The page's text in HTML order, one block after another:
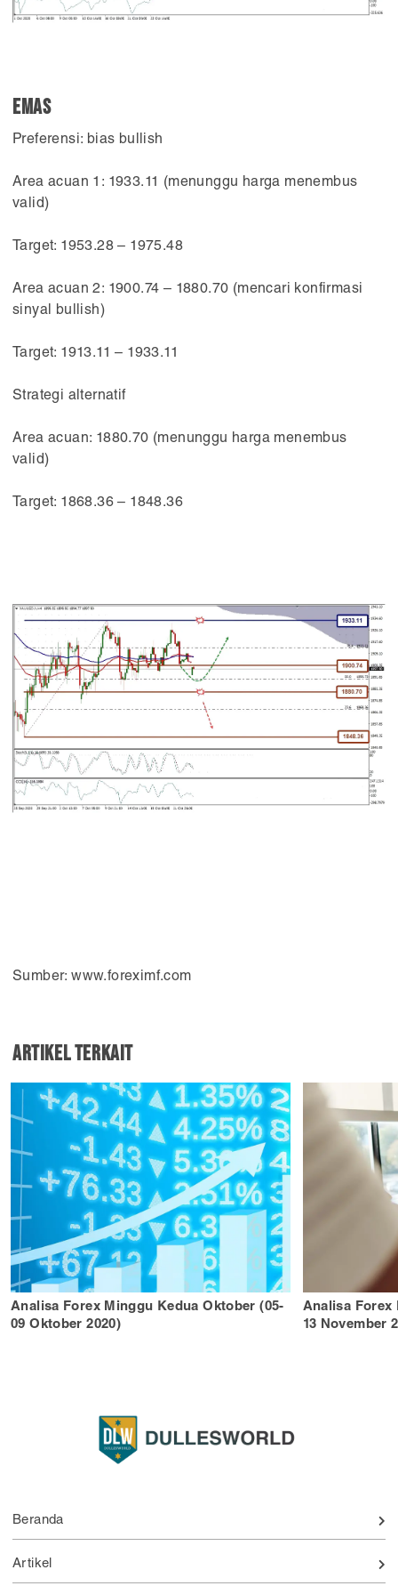
Emas
Preferensi: bias bullish
Area acuan 1: 1933.11 (menunggu harga menembus
valid)
Target: 1953.28 – 1975.48
Area acuan 2: 1900.74 – 1880.70 (mencari konfirmasi
sinyal bullish)
Target: 1913.11 – 1933.11
Strategi alternatif
Area acuan: 1880.70 (menunggu harga menembus
valid)
Target: 1868.36 – 1848.36
Sumber: www.foreximf.com
Artikel Terkait
Analisa Forex Minggu Kedua Oktober (05-
09 Oktober 2020)
Analisa Forex
13 November
Beranda
Artikel